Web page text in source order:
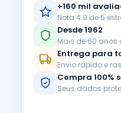
+160 mil
Nota 4.9 de 5
Desde 1962
Mais de 60
Entrega para
Envio rápido e
Compra 100%
Seus dados